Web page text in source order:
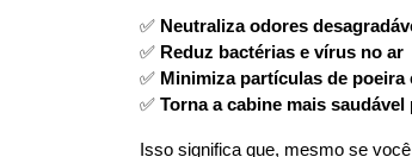
✅ Neutraliza odores
✅ Reduz bactérias e vírus no ar
✅ Minimiza partículas de poeira
✅ Torna a cabine mais
Isso significa que, mesmo se